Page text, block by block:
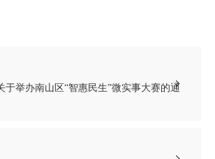
于举办南山区“智惠民生”微实事大赛的通